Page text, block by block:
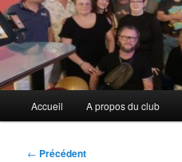
principal
Accueil A propos du club
Navigation
← Précédent